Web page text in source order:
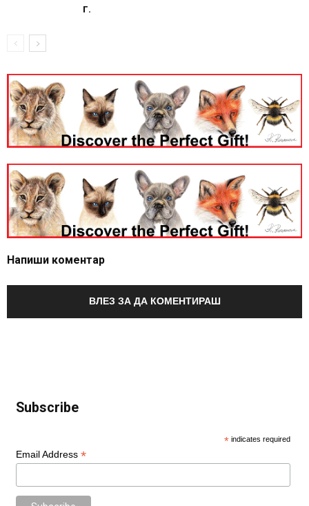
г.
Напиши коментар
ВЛЕЗ ЗА ДА КОМЕНТИРАШ
Subscribe
* indicates required
Email Address *